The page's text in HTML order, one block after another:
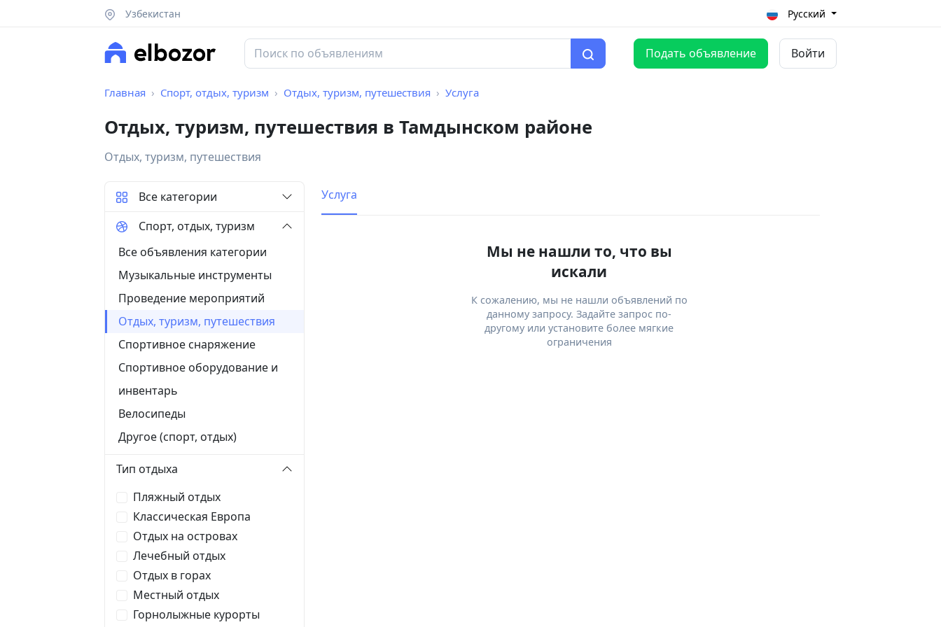
Узбекистан Русский
Подать объявление Войти
Главная Спорт, отдых, туризм Отдых, туризм, путешествия Услуга
Отдых, туризм, путешествия в Тамдынском районе
Отдых, туризм, путешествия
Услуга
Мы не нашли то, что вы
искали
К сожалению, мы не нашли объявлений по
данному запросу. Задайте запрос по-
другому или установите более мягкие
ограничения
Все категории
Спорт, отдых, туризм
Все объявления категории
Музыкальные инструменты
Проведение мероприятий
Отдых, туризм, путешествия
Спортивное снаряжение
Спортивное оборудование и
инвентарь
Велосипеды
Другое (спорт, отдых)
Тип отдыха
Пляжный отдых
Классическая Европа
Отдых на островах
Лечебный отдых
Отдых в горах
Местный отдых
Горнолыжные курорты